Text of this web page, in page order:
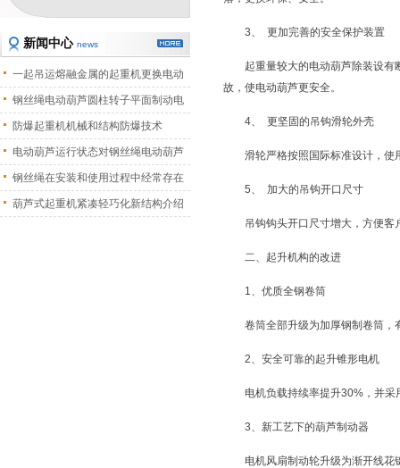
3、 更加完善的安全保护装置
起重量较大的电动葫芦除装设
故，使电动葫芦更安全。
4、 更坚固的吊钩滑轮外壳
滑轮严格按照国际标准设计，使
5、 加大的吊钩开口尺寸
吊钩钩头开口尺寸增大，方便客
二、起升机构的改进
1、优质全钢卷筒
卷筒全部升级为加厚钢制卷筒，
2、安全可靠的起升锥形电机
电机负载持续率提升30%，并
3、新工艺下的葫芦制动器
电机风扇制动轮升级为渐开线
新闻中心 news
一起吊运熔融金属的起重机更换电动
葫 钢丝绳电动葫芦圆柱转子平面制动电
机
防爆起重机机械和结构防爆技术
电动葫芦运行状态对钢丝绳电动葫芦
振 钢丝绳在安装和使用过程中经常存在
的 葫芦式起重机紧凑轻巧化新结构介绍